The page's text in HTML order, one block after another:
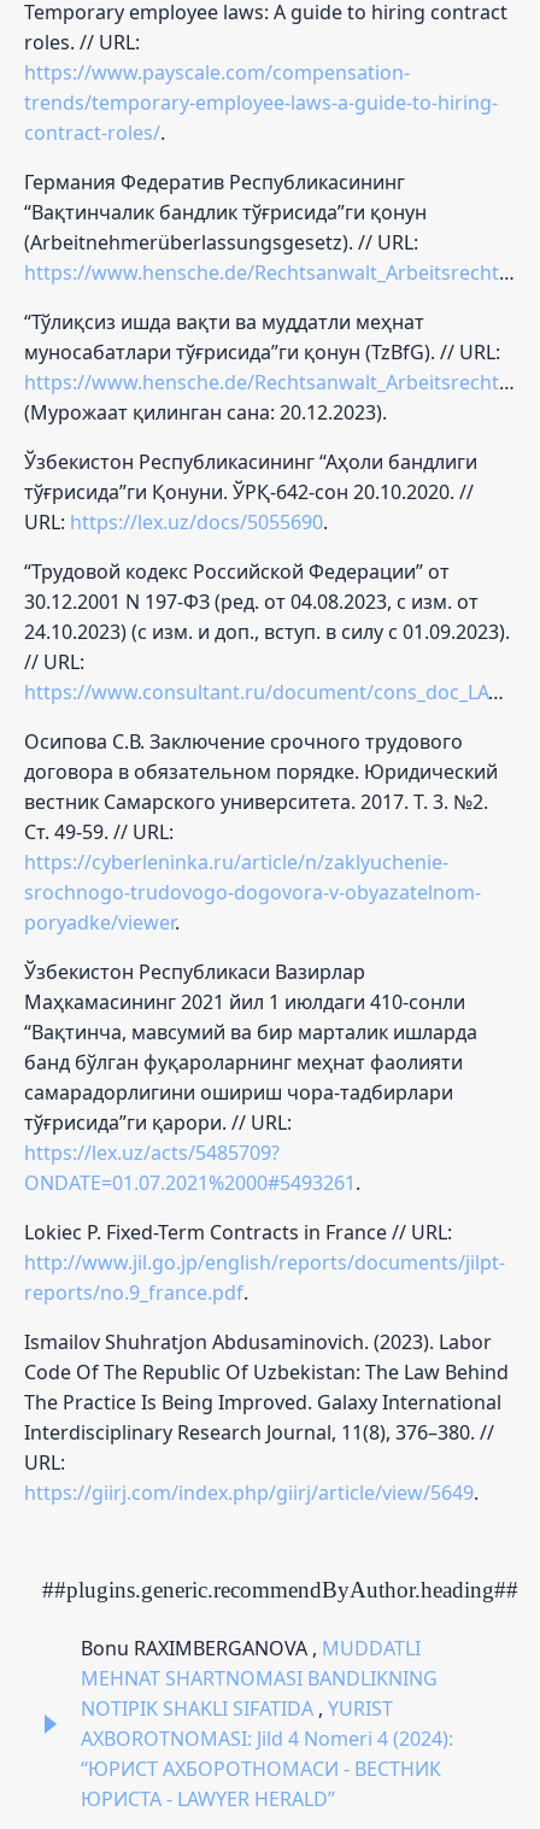
Temporary employee laws: A guide to hiring contract
roles. // URL:
https://www.payscale.com/compensation-
trends/temporary-employee-laws-a-guide-to-hiring-
contract-roles/.
Германия Федератив Республикасининг
“Вақтинчалик бандлик тўғрисида”ги қонун
(Arbeitnehmerüberlassungsgesetz). // URL:
https://www.hensche.de/Rechtsanwalt_Arbeitsrecht_Gesetze_AUEG.html#:~:text=Das%20Arbeitnehmer%C3%BCberlassungsgesetz%20(kurz%3A%20%E2%80%9EA%C3%9CG,von%20Zeitarbeit%20oder%20von%20Leiharbeit
“Тўлиқсиз ишда вақти ва муддатли меҳнат
муносабатлари тўғрисида”ги қонун (TzBfG). // URL:
https://www.hensche.de/Rechtsanwalt_Arbeitsrecht_Gesetze_TzBfG.html
(Мурожаат қилинган сана: 20.12.2023).
Ўзбекистон Республикасининг “Аҳоли бандлиги
тўғрисида”ги Қонуни. ЎРҚ-642-сон 20.10.2020. //
URL: https://lex.uz/docs/5055690.
“Трудовой кодекс Российской Федерации” от
30.12.2001 N 197-ФЗ (ред. от 04.08.2023, с изм. от
24.10.2023) (с изм. и доп., вступ. в силу с 01.09.2023).
// URL:
https://www.consultant.ru/document/cons_doc_LAW_34683/
Осипова С.В. Заключение срочного трудового
договора в обязательном порядке. Юридический
вестник Самарского университета. 2017. Т. 3. №2.
Ст. 49-59. // URL:
https://cyberleninka.ru/article/n/zaklyuchenie-
srochnogo-trudovogo-dogovora-v-obyazatelnom-
poryadke/viewer.
Ўзбекистон Республикаси Вазирлар
Маҳкамасининг 2021 йил 1 июлдаги 410-сонли
“Вақтинча, мавсумий ва бир марталик ишларда
банд бўлган фуқароларнинг меҳнат фаолияти
самарадорлигини ошириш чора-тадбирлари
тўғрисида”ги қарори. // URL:
https://lex.uz/acts/5485709?
ONDATE=01.07.2021%2000#5493261.
Lokiec P. Fixed-Term Contracts in France // URL:
http://www.jil.go.jp/english/reports/documents/jilpt-
reports/no.9_france.pdf.
Ismailov Shuhratjon Abdusaminovich. (2023). Labor
Code Of The Republic Of Uzbekistan: The Law Behind
The Practice Is Being Improved. Galaxy International
Interdisciplinary Research Journal, 11(8), 376–380. //
URL:
https://giirj.com/index.php/giirj/article/view/5649.
##plugins.generic.recommendByAuthor.heading##
Bonu RAXIMBERGANOVA , MUDDATLI
MEHNAT SHARTNOMASI BANDLIKNING
NOTIPIK SHAKLI SIFATIDA , YURIST
AXBOROTNOMASI: Jild 4 Nomeri 4 (2024):
“ЮРИСТ АХБОРОТНОМАСИ - ВЕСТНИК
ЮРИСТА - LAWYER HERALD”